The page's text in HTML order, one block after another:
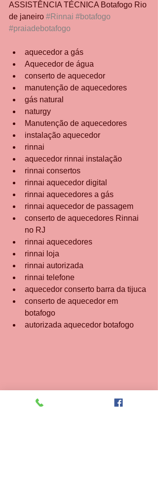
ASSISTÊNCIA TÉCNICA Botafogo Rio
de janeiro #Rinnai #botafogo
#praiadebotafogo
aquecedor a gás
Aquecedor de água
conserto de aquecedor
manutenção de aquecedores
gás natural
naturgy
Manutenção de aquecedores
instalação aquecedor
rinnai
aquecedor rinnai instalação
rinnai consertos
rinnai aquecedor digital
rinnai aquecedores a gás
rinnai aquecedor de passagem
conserto de aquecedores Rinnai
no RJ
rinnai aquecedores
rinnai loja
rinnai autorizada
rinnai telefone
aquecedor conserto barra da tijuca
conserto de aquecedor em
botafogo
autorizada aquecedor botafogo